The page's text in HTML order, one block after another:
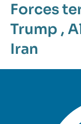
Forces
Trump ,
Iran